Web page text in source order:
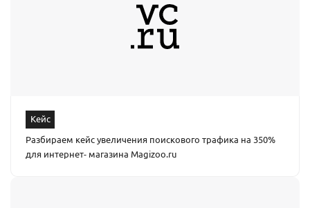
Кейс
Разбираем кейс увеличения поискового трафика на 350%
для интернет- магазина Magizoo.ru